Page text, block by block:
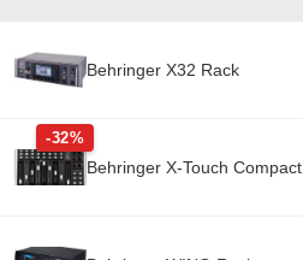
Behringer X32 Rack
-32%
Behringer X-Touch Compact